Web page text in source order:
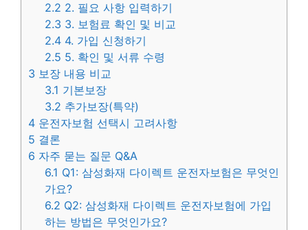
2.2 2. 필요 사항 입력하기
2.3 3. 보험료 확인 및 비교
2.4 4. 가입 신청하기
2.5 5. 확인 및 서류 수령
3 보장 내용 비교
3.1 기본보장
3.2 추가보장(특약)
4 운전자보험 선택시 고려사항
5 결론
6 자주 묻는 질문 Q&A
6.1 Q1: 삼성화재 다이렉트 운전자보험은 무엇인
가요?
6.2 Q2: 삼성화재 다이렉트 운전자보험에 가입
하는 방법은 무엇인가요?